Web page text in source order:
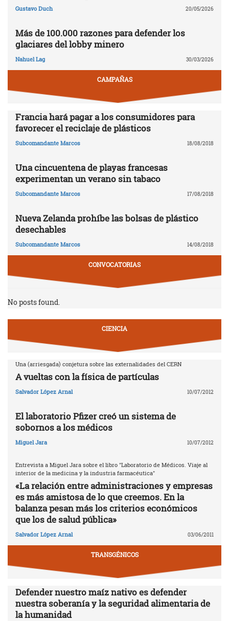
Gustavo Duch 20/05/2026
Más de 100.000 razones para defender los
glaciares del lobby minero
Nahuel Lag 30/03/2026
CAMPAÑAS
Francia hará pagar a los consumidores para
favorecer el reciclaje de plásticos
Subcomandante Marcos 18/08/2018
Una cincuentena de playas francesas
experimentan un verano sin tabaco
Subcomandante Marcos 17/08/2018
Nueva Zelanda prohíbe las bolsas de plástico
desechables
Subcomandante Marcos 14/08/2018
CONVOCATORIAS
No posts found.
CIENCIA
Una (arriesgada) conjetura sobre las externalidades del CERN
A vueltas con la física de partículas
Salvador López Arnal 10/07/2012
El laboratorio Pfizer creó un sistema de
sobornos a los médicos
Miguel Jara 10/07/2012
Entrevista a Miguel Jara sobre el libro "Laboratorio de Médicos. Viaje al
interior de la medicina y la industria farmacéutica"
«La relación entre administraciones y empresas
es más amistosa de lo que creemos. En la
balanza pesan más los criterios económicos
que los de salud pública»
Salvador López Arnal 03/06/2011
TRANSGÉNICOS
Defender nuestro maíz nativo es defender
nuestra soberanía y la seguridad alimentaria de
la humanidad